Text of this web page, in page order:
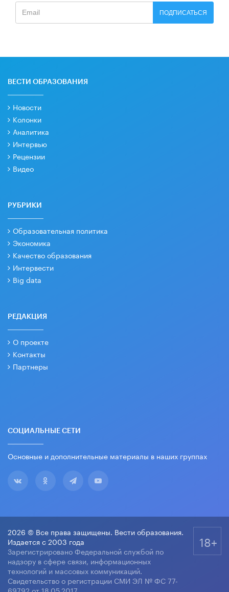
ПОДПИСАТЬСЯ
ВЕСТИ ОБРАЗОВАНИЯ
Новости
Колонки
Аналитика
Интервью
Рецензии
Видео
РУБРИКИ
Образовательная политика
Экономика
Качество образования
Интервести
Big data
РЕДАКЦИЯ
О проекте
Контакты
Партнеры
СОЦИАЛЬНЫЕ СЕТИ
Основные и дополнительные материалы в наших группах
2026 © Все права защищены. Вести образования.
Издается с 2003 года
Зарегистрировано Федеральной службой по
надзору в сфере связи, информационных
технологий и массовых коммуникаций.
Свидетельство о регистрации СМИ ЭЛ № ФС 77-
18+